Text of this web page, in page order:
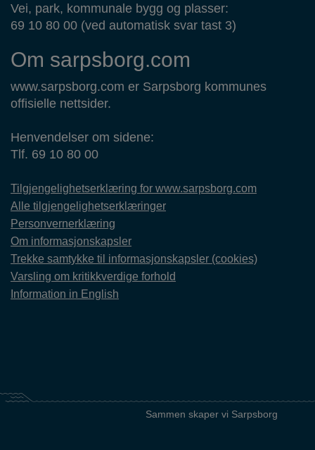
Vei, park, kommunale bygg og plasser:
69 10 80 00 (ved automatisk svar tast 3)
Om sarpsborg.com
www.sarpsborg.com er Sarpsborg kommunes
offisielle nettsider.
Henvendelser om sidene:
Tlf. 69 10 80 00
Tilgjengelighetserklæring for www.sarpsborg.com
Alle tilgjengelighetserklæringer
Personvernerklæring
Om informasjonskapsler
Trekke samtykke til informasjonskapsler (cookies)
Varsling om kritikkverdige forhold
Information in English
Sammen skaper vi Sarpsborg